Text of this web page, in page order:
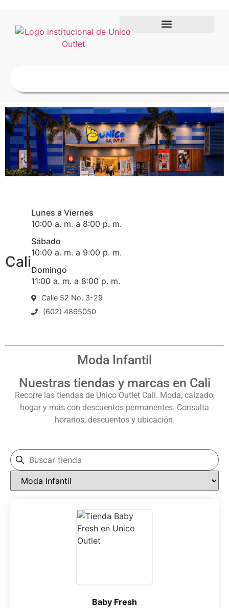
Cali
Lunes a Viernes
10:00 a. m. a 8:00 p. m.
Sábado
10:00 a. m. a 9:00 p. m.
Domingo
11:00 a. m. a 8:00 p. m.
Calle 52 No. 3-29
(602) 4865050
Moda Infantil
Nuestras tiendas y marcas en Cali
Recorre las tiendas de Unico Outlet Cali. Moda, calzado,
hogar y más con descuentos permanentes. Consulta
horarios, descuentos y ubicación.
Baby Fresh